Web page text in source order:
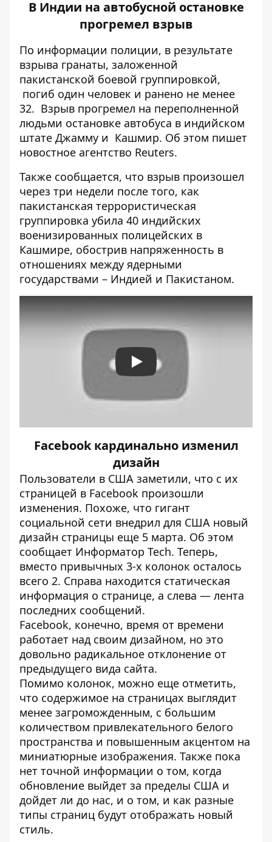
В Индии на автобусной остановке
прогремел взрыв
По информации полиции, в результате
взрыва гранаты, заложенной
пакистанской боевой группировкой,
погиб один человек и ранено не менее
32. Взрыв прогремел на переполненной
людьми остановке автобуса в индийском
штате Джамму и Кашмир. Об этом пишет
новостное агентство Reuters.
Также сообщается, что взрыв произошел
через три недели после того, как
пакистанская террористическая
группировка убила 40 индийских
военизированных полицейских в
Кашмире, обострив напряженность в
отношениях между ядерными
государствами – Индией и Пакистаном.
Play
Facebook кардинально изменил
дизайн
Пользователи в США заметили, что с их
страницей в Facebook произошли
изменения. Похоже, что гигант
социальной сети внедрил для США новый
дизайн страницы еще 5 марта. Об этом
сообщает Информатор Tech. Теперь,
вместо привычных 3-х колонок осталось
всего 2. Справа находится статическая
информация о странице, а слева — лента
последних сообщений.
Facebook, конечно, время от времени
работает над своим дизайном, но это
довольно радикальное отклонение от
предыдущего вида сайта.
Помимо колонок, можно еще отметить,
что содержимое на страницах выглядит
менее загроможденным, с большим
количеством привлекательного белого
пространства и повышенным акцентом на
миниатюрные изображения. Также пока
нет точной информации о том, когда
обновление выйдет за пределы США и
дойдет ли до нас, и о том, и как разные
типы страниц будут отображать новый
стиль.